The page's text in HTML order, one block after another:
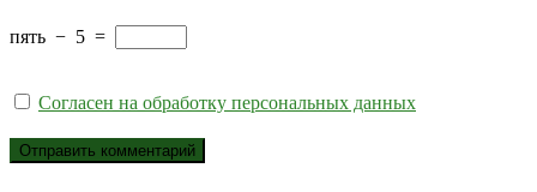
пять − 5 =
Согласен на обработку персональных данных